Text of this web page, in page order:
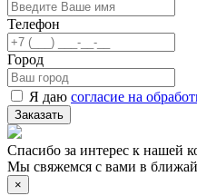
Телефон
Город
Я даю согласие на
Заказать
Спасибо за интерес к нашей
Мы свяжемся с вами в
×